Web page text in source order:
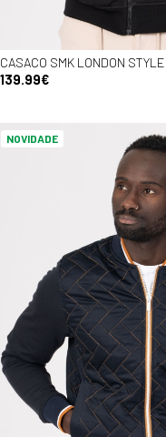
CASACO SMK LONDON STYLE
139.99€
NOVIDADE